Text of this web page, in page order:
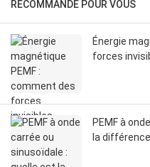
RECOMMANDÉ POUR VOUS
Énergie
forces
PEMF à
la